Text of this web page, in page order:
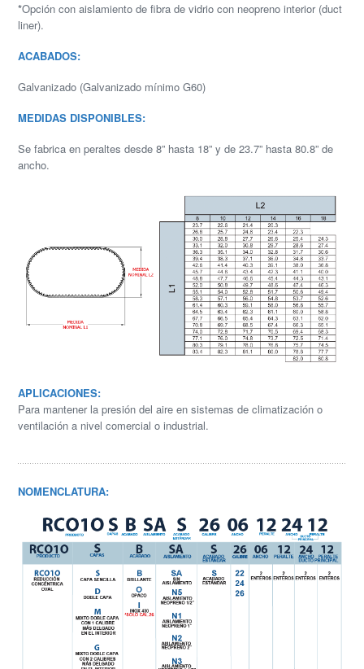
*Opción con aislamiento de fibra de vidrio con neopreno interior (duct
liner).
ACABADOS:
Galvanizado (Galvanizado mínimo G60)
MEDIDAS DISPONIBLES:
Se fabrica en peraltes desde 8” hasta 18” y de 23.7” hasta 80.8” de
ancho.
APLICACIONES:
Para mantener la presión del aire en sistemas de climatización o
ventilación a nivel comercial o industrial.
NOMENCLATURA: